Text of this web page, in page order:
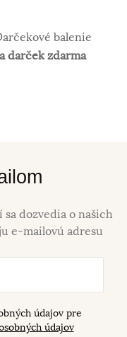
balenie
a darček zdarma
dozvedia o našich
e-mailovú adresu
údajov pre
údajov